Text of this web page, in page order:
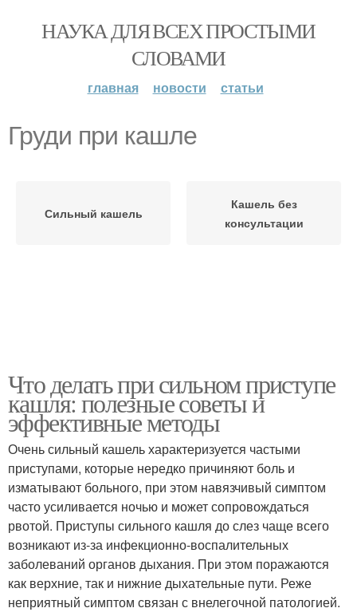
НАУКА ДЛЯ ВСЕХ ПРОСТЫМИ
СЛОВАМИ
главная новости статьи
Груди при кашле
Сильный кашель
Кашель без
консультации
Что делать при сильном приступе
кашля: полезные советы и
эффективные методы
Очень сильный кашель характеризуется частыми
приступами, которые нередко причиняют боль и
изматывают больного, при этом навязчивый симптом
часто усиливается ночью и может сопровождаться
рвотой. Приступы сильного кашля до слез чаще всего
возникают из-за инфекционно-воспалительных
заболеваний органов дыхания. При этом поражаются
как верхние, так и нижние дыхательные пути. Реже
неприятный симптом связан с внелегочной патологией.